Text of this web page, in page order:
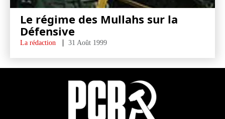
Le régime des Mullahs sur la
Défensive
La rédaction 31 Août 1999